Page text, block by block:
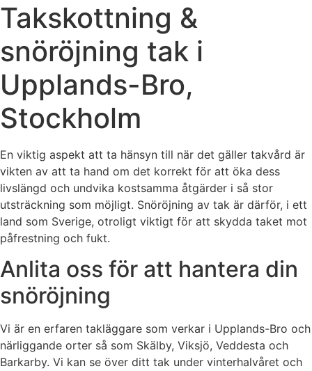
Takskottning &
snöröjning tak i
Upplands-Bro,
Stockholm
En viktig aspekt att ta hänsyn till när det gäller takvård är
vikten av att ta hand om det korrekt för att öka dess
livslängd och undvika kostsamma åtgärder i så stor
utsträckning som möjligt. Snöröjning av tak är därför, i ett
land som Sverige, otroligt viktigt för att skydda taket mot
påfrestning och fukt.
Anlita oss för att hantera din
snöröjning
Vi är en erfaren takläggare som verkar i Upplands-Bro och
närliggande orter så som Skälby, Viksjö, Veddesta och
Barkarby. Vi kan se över ditt tak under vinterhalvåret och